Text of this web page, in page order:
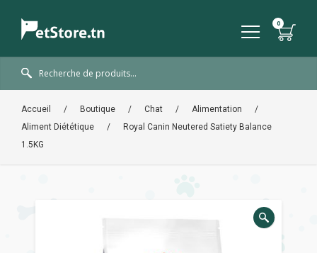
Accueil / Boutique / Chat / Alimentation
/
Aliment Diététique
/
Royal Canin Neutered Satiety Balance
1.5KG
🔍